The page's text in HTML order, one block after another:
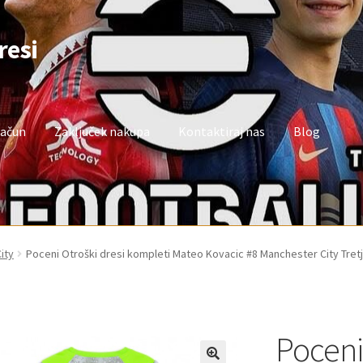
Zaključek nakupa Kontaktiraj nas Blog
račun Trgovina Zaključek nakupa
Poceni Otroški dresi kompleti Mateo Kovacic #8 Manchester City